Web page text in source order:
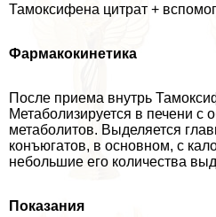
Тамоксифена цитрат +
Фармакокинетика
После приема внутрь
Метаболизируется в печени с
метаболитов. Выделяется
конъюгатов, в основном, с
небольшие его количества
Показания